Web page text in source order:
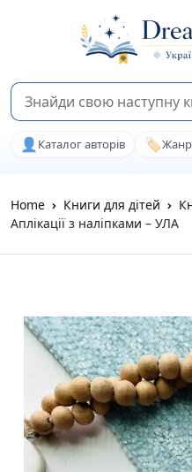
👤 Каталог авторів 🏷️
Home Книги для дітей
Аплікації з наліпками – УЛА